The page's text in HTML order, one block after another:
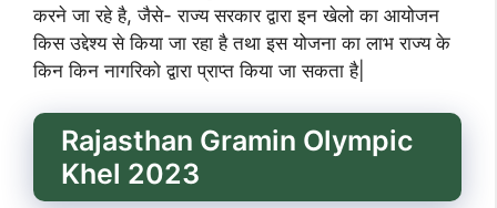
करने जा रहे है, जैसे- राज्य सरकार द्वारा इन खेलो का आयोजन
किस उद्देश्य से किया जा रहा है तथा इस योजना का लाभ राज्य के
किन किन नागरिको द्वारा प्राप्त किया जा सकता है|
Rajasthan Gramin Olympic
Khel 2023